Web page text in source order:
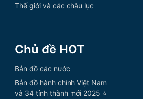
Thế giới và các châu lục
Chủ đề HOT
Bản đồ các nước
Bản đồ hành chính Việt Nam
và 34 tỉnh thành mới 2025 ⭐